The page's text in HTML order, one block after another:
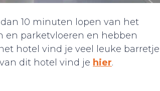
10 minuten lopen van het
en parketvloeren en hebben
hotel vind je veel leuke
dit hotel vind je hier.